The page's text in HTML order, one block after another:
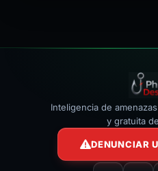
Inteligencia de
y gratuita
DENUNCIAR